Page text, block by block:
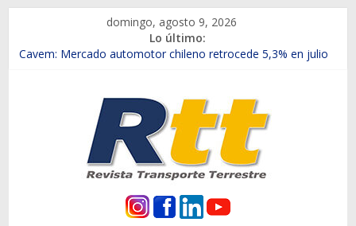
contenido
domingo, agosto 9, 2026
Lo último:
Chile es el primer mercado internacional en lanzar la nueva
Salfa suma vehículos electrificados de Chevrolet en el Biobío
Samex amplía su red con nuevas sucursales en Rancagua y
SINOTRUK Pick-ups presentó la recién estrenada Bolden en
la Expo Compras Públicas 2026